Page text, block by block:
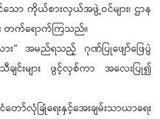
င်သော ကိုယ်စားလှယ်အဖွဲ့ဝင်များ၊ ဌာန
း တက်ရောက်ကြသည်။
း” အမည်ရသည့် ဂုဏ်ပြုဖျော်ဖြေပွဲ
ျင်းများ ဖွင့်လှစ်ကာ အလေးပြု၍
လုံခြုံရေးနှင့်အေးချမ်းသာယာရေး